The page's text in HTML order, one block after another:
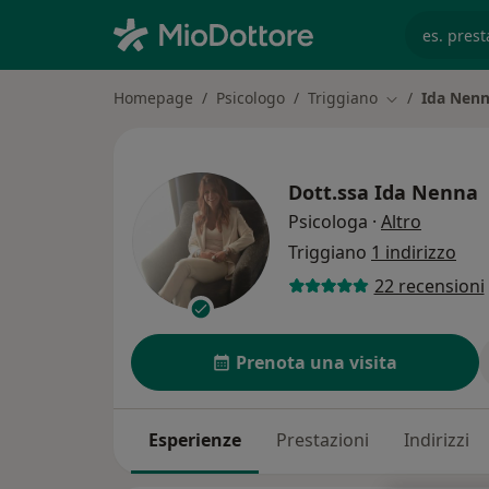
Homepage Psicologo Triggiano Cambia città
Ida
Dott.ssa Ida Nenna
Psicologa · Altro
Triggiano 1 indirizzo
22 recensioni
Prenota una visita
Esperienze Prestazioni Indirizzi